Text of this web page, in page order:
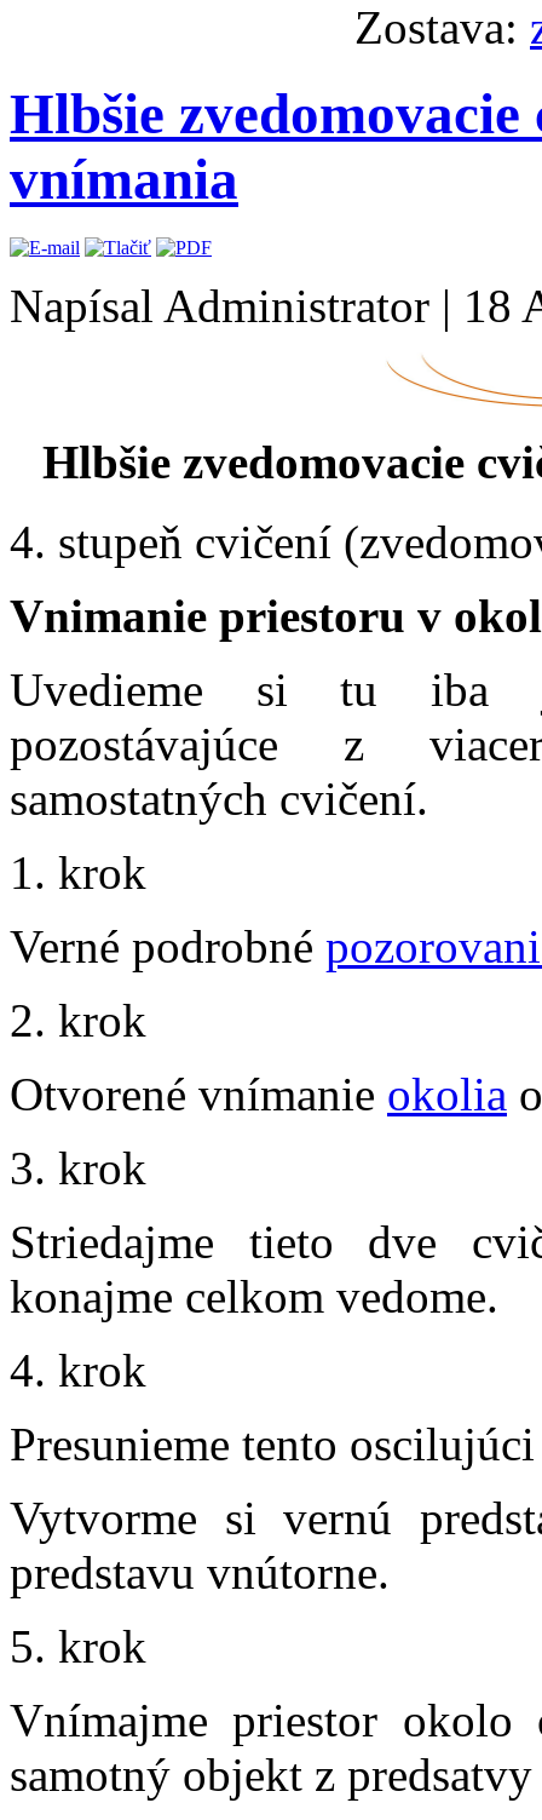
Zostava:
Hlbšie
vnímania
Napísal Administrator | 18
Hlbšie zvedomovacie
4. stupeň cvičení
Vnimanie priestoru v
Uvedieme si tu iba
pozostávajúce z
samostatných cvičení.
1. krok
Verné podrobné
2. krok
Otvorené vnímanie okolia
3. krok
Striedajme tieto dve
konajme celkom vedome.
4. krok
Presunieme tento
Vytvorme si vernú
predstavu vnútorne.
5. krok
Vnímajme priestor
samotný objekt z